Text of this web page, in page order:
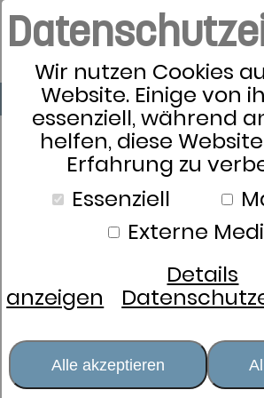
Wir nutzen Cookies
Website. Einige von
essenziell, während
helfen, diese
Erfahrung zu
Essenziell
Externe
Details
anzeigen
Alle akzeptieren